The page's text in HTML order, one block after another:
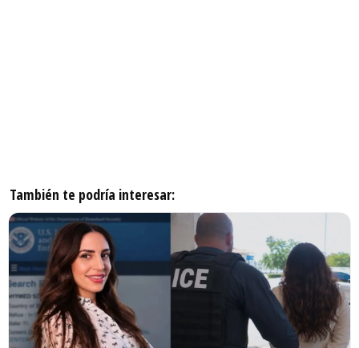
También te podría interesar: